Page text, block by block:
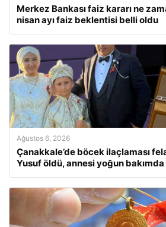
Merkez Bankası faiz kararı ne
nisan ayı faiz beklentisi belli oldu
Ağustos 6, 2026
Çanakkale’de böcek ilaçlaması
Yusuf öldü, annesi yoğun bakımda